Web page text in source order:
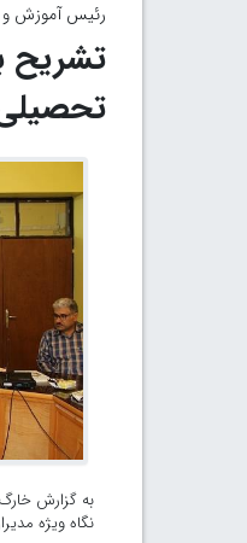
هشدار سطح
رئیس آموزش
به گزارش
نگاه ویژه